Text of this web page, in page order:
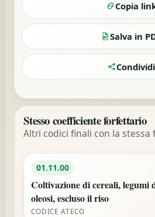
Copia
Salva in
Condividi
Stesso coefficiente forfettario
Altri codici finali con la
01.11.00
Coltivazione di cereali, legumi
oleosi, escluso il riso
CODICE ATECO